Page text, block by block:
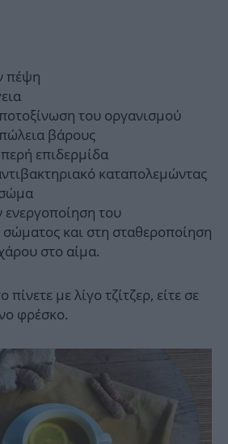
πέψη
του οργανισμού
βάρους
επιδερμίδα
καταπολεμώντας
σώμα
ενεργοποίηση του
και στη σταθεροποίηση
στο αίμα.
πίνετε με λίγο τζίτζερ, είτε σε
φρέσκο.